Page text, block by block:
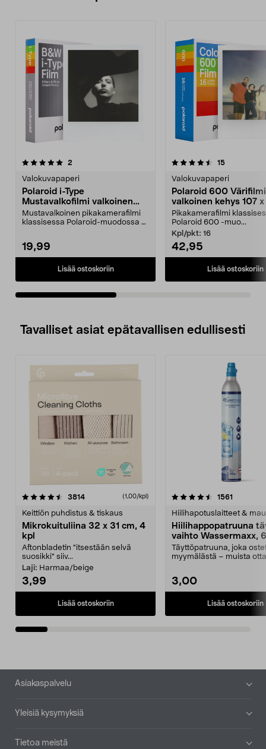
2
Valokuvapaperi
Polaroid i-Type
Mustavalkofilmi valkoinen
kehys 8 kuvaa
Mustavalkoinen pikakamerafilmi
klassisessa Polaroid-muodossa –
19,99
Lisää ostoskoriin
4.5viidestä
15arvostelut
Valokuvapaperi
Polaroid 600 Värifilmi
valkoinen kehys 107
Pikakamerafilmi
Polaroid 600 -muo...
Kpl/pkt: 16
42,95
Lisää ostoskoriin
0.0 viidestä
Tavalliset asiat epätavallisen edullisesti
3814arvostelut (1,00/kpl)
Keittiön puhdistus & tiskaus
Mikrokuituliina 32 x 31 cm, 4
kpl
Aftonbladetin "itsestään selvä
suosikki" siiv...
Laji: Harmaa/beige
3,99
Lisää ostoskoriin
4.5viidestä
1561
Hiilihapotuslaitteet &
Hiilihappopatruuna
vaihto Wassermaxx,
Täyttöpatruuna, joka
myymälästä – muista
3,00
Lisää ostoskoriin
4.5viidestä
Alatunniste
Asiakaspalvelu
Yleisiä kysymyksiä
Tietoa meistä